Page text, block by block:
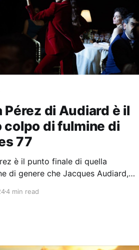
Pérez di Audiard è il
colpo di fulmine di
77
è il punto finale di quella
di genere che Jacques Audiard,
operato sul suo cinema negli ultimi
4 min read